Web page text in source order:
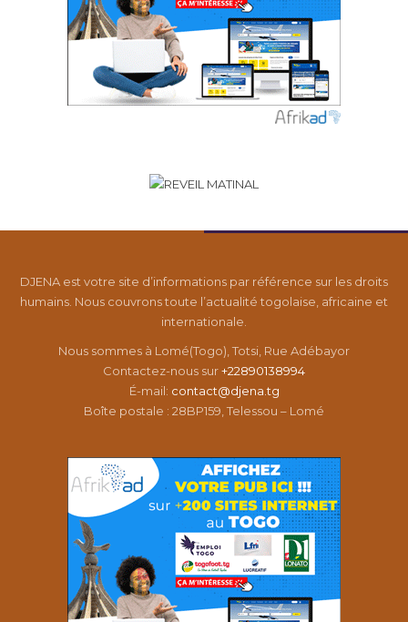
DJENA est votre site d’informations par référence sur les droits
humains. Nous couvrons toute l’actualité togolaise, africaine et
internationale.
Nous sommes à Lomé(Togo), Totsi, Rue Adébayor
Contactez-nous sur+22890138994
É-mail: contact@djena.tg
Boîte postale : 28BP159, Telessou – Lomé